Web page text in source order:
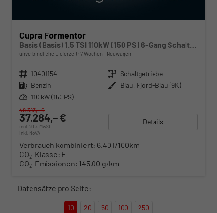
Cupra Formentor
Basis (Basis) 1.5 TSI 110kW (150 PS) 6-Gang Schaltgetriebe
unverbindliche Lieferzeit: 7 Wochen Neuwagen
Fahrzeugnr. 10401154 Getriebe Schaltgetriebe
Kraftstoff Benzin Außenfarbe Blau, Fjord-Blau (9K)
Leistung 110 kW (150 PS)
37.284,– €
incl. 20% MwSt.
inkl. NoVA
48.383,– €
Details
Verbrauch kombiniert: 6,40 l/100km
CO2-Klasse: E
CO2-Emissionen: 145,00 g/km
Datensätze pro Seite:
10 20 50 100 250